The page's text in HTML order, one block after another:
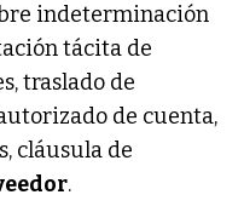
indeterminación
tácita de
traslado de
de cuenta,
cláusula de
.